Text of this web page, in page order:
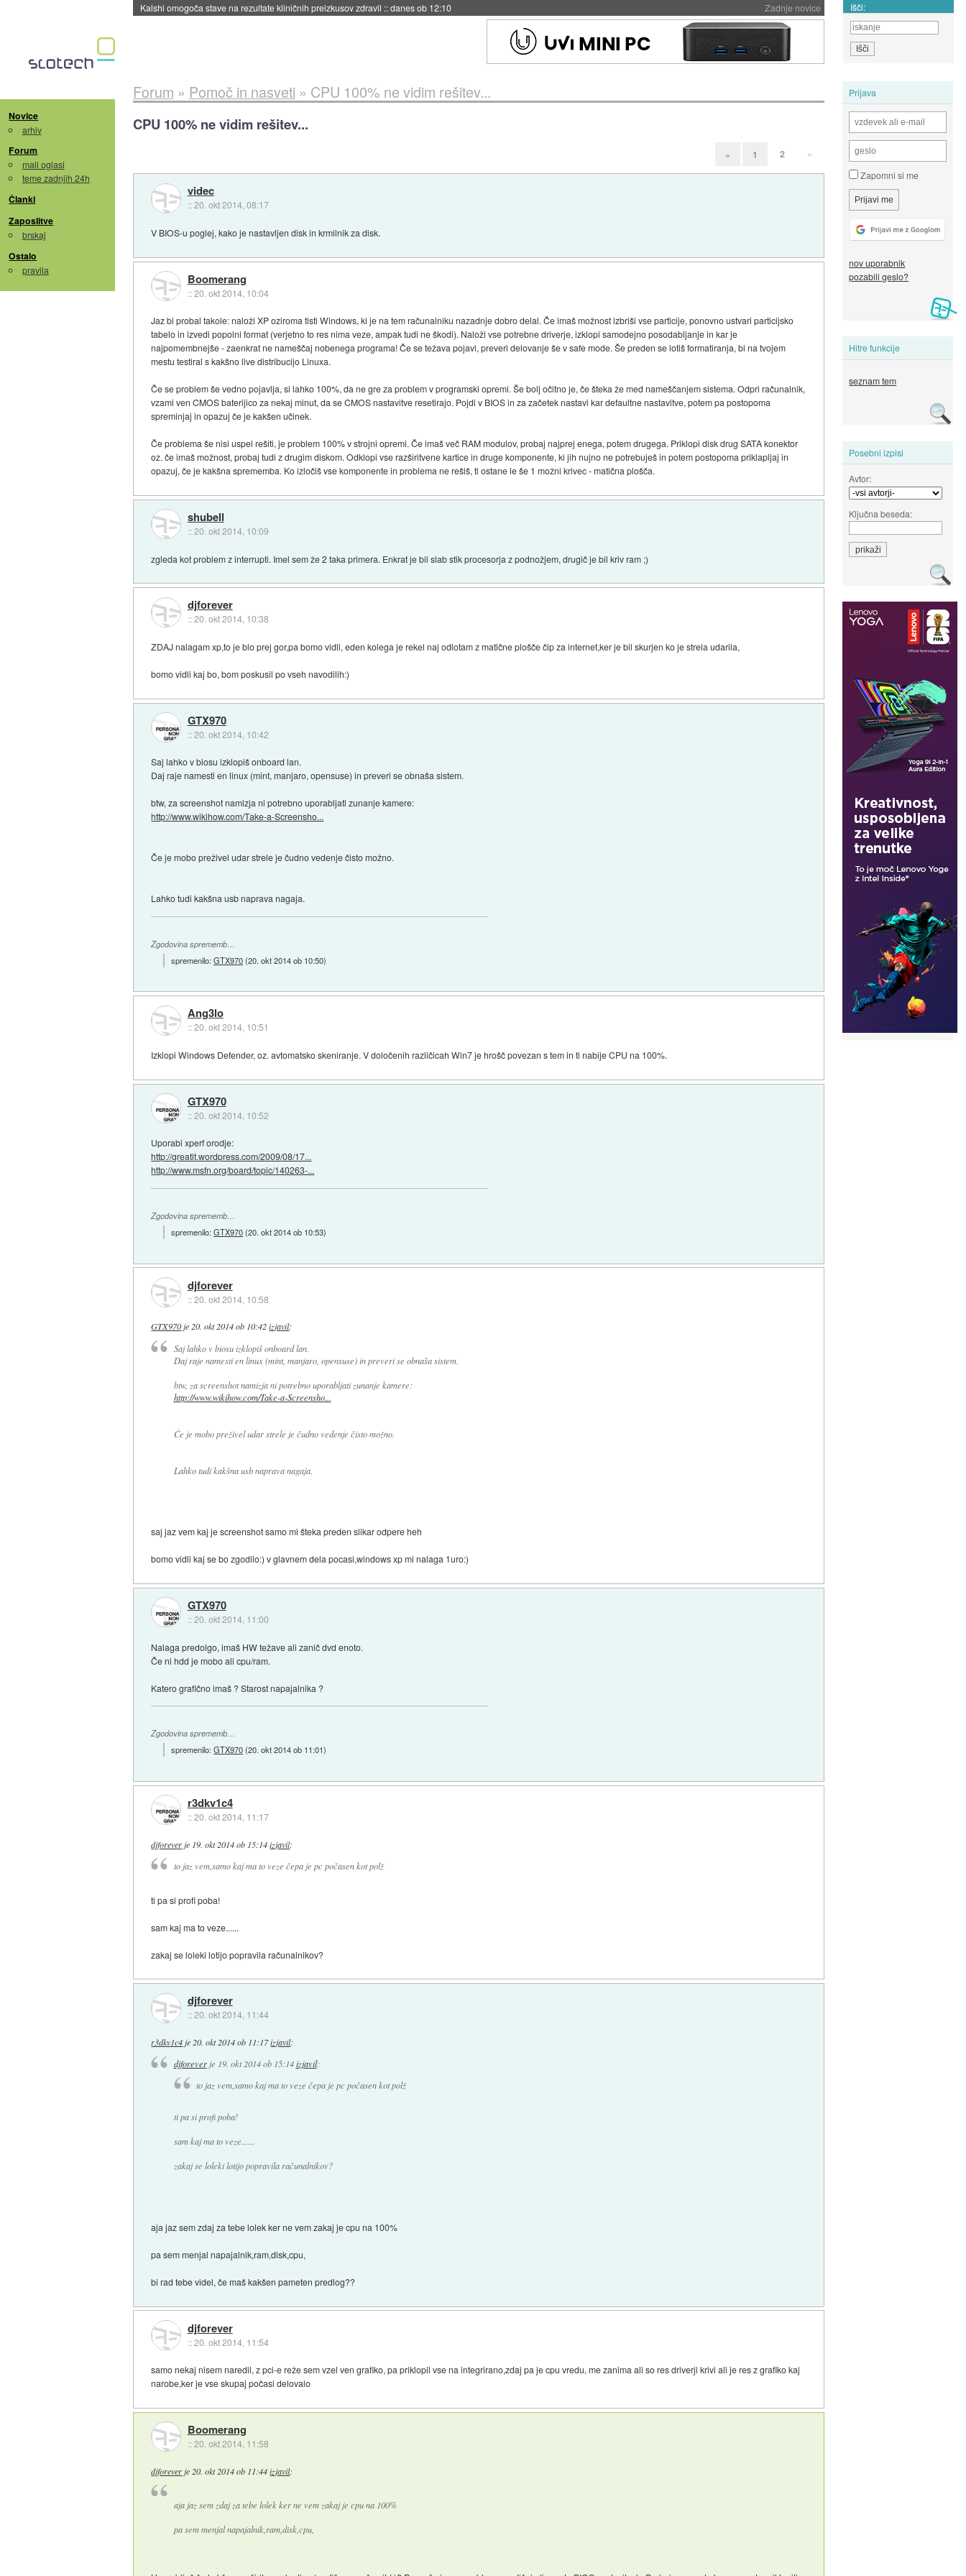
Zadnje novice
Sandisk že prodal več kot polovico SSD-jev za naslednji dve leti::danes ob 11:37 Išči:
Novice
arhiv
Forum
mali oglasi
teme zadnjih 24h
Članki
Zaposlitve
brskaj
Ostalo
pravila
Prijava
Zapomni si me
nov uporabnik
pozabili geslo?
Hitre funkcije
seznam tem
Posebni izpisi
Avtor:
Ključna beseda:
Forum » Pomoč in nasveti » CPU 100% ne vidim rešitev...
CPU 100% ne vidim rešitev...
« 1 2 »
videc
::20. okt 2014, 08:17
V BIOS-u poglej, kako je nastavljen disk in krmilnik za disk.
Boomerang
::20. okt 2014, 10:04
Jaz bi probal takole: naloži XP oziroma tisti Windows, ki je na tem računalniku nazadnje dobro delal. Če imaš možnost izbriši vse particije, ponovno ustvari particijsko
tabelo in izvedi popolni format (verjetno to res nima veze, ampak tudi ne škodi). Naloži vse potrebne driverje, izklopi samodejno posodabljanje in kar je
najpomembnejše - zaenkrat ne nameščaj nobenega programa! Če se težava pojavi, preveri delovanje še v safe mode. Še preden se lotiš formatiranja, bi na tvojem
mestu testiral s kakšno live distribucijo Linuxa.
Če se problem še vedno pojavlja, si lahko 100%, da ne gre za problem v programski opremi. Še bolj očitno je, če šteka že med nameščanjem sistema. Odpri računalnik,
vzami ven CMOS baterijico za nekaj minut, da se CMOS nastavitve resetirajo. Pojdi v BIOS in za začetek nastavi kar defaultne nastavitve, potem pa postopoma
spreminjaj in opazuj če je kakšen učinek.
Če problema še nisi uspel rešiti, je problem 100% v strojni opremi. Če imaš več RAM modulov, probaj najprej enega, potem drugega. Priklopi disk drug SATA konektor
oz. če imaš možnost, probaj tudi z drugim diskom. Odklopi vse razširitvene kartice in druge komponente, ki jih nujno ne potrebuješ in potem postopoma priklapljaj in
opazuj, če je kakšna sprememba. Ko izločiš vse komponente in problema ne rešiš, ti ostane le še 1 možni krivec - matična plošča.
shubell
::20. okt 2014, 10:09
zgleda kot problem z interrupti. Imel sem že 2 taka primera. Enkrat je bil slab stik procesorja z podnožjem, drugič je bil kriv ram ;)
djforever
::20. okt 2014, 10:38
ZDAJ nalagam xp,to je blo prej gor,pa bomo vidli, eden kolega je rekel naj odlotam z matične plošče čip za internet,ker je bil skurjen ko je strela udarila,
bomo vidli kaj bo, bom poskusil po vseh navodilih:)
GTX970
::20. okt 2014, 10:42
Saj lahko v biosu izklopiš onboard lan.
Daj raje namesti en linux (mint, manjaro, opensuse) in preveri se obnaša sistem.
btw, za screenshot namizja ni potrebno uporabljati zunanje kamere:
http://www.wikihow.com/Take-a-Screensho...
Če je mobo preživel udar strele je čudno vedenje čisto možno.
Lahko tudi kakšna usb naprava nagaja.
Zgodovina sprememb…
spremenilo:GTX970(20. okt 2014 ob 10:50)
Ang3lo
::20. okt 2014, 10:51
Izklopi Windows Defender, oz. avtomatsko skeniranje. V določenih različicah Win7 je hrošč povezan s tem in ti nabije CPU na 100%.
GTX970
::20. okt 2014, 10:52
Uporabi xperf orodje:
http://greatit.wordpress.com/2009/08/17...
http://www.msfn.org/board/topic/140263-...
Zgodovina sprememb…
spremenilo:GTX970(20. okt 2014 ob 10:53)
djforever
::20. okt 2014, 10:58
GTX970je20. okt 2014 ob 10:42 izjavil:
Saj lahko v biosu izklopiš onboard lan.
Daj raje namesti en linux (mint, manjaro, opensuse) in preveri se obnaša sistem.
btw, za screenshot namizja ni potrebno uporabljati zunanje kamere:
http://www.wikihow.com/Take-a-Screensho...
Če je mobo preživel udar strele je čudno vedenje čisto možno.
Lahko tudi kakšna usb naprava nagaja.
saj jaz vem kaj je screenshot samo mi šteka preden slikar odpere heh
bomo vidli kaj se bo zgodilo:) v glavnem dela pocasi,windows xp mi nalaga 1uro:)
GTX970
::20. okt 2014, 11:00
Nalaga predolgo, imaš HW težave ali zanič dvd enoto.
Če ni hdd je mobo ali cpu/ram.
Katero grafično imaš ? Starost napajalnika ?
Zgodovina sprememb…
spremenilo:GTX970(20. okt 2014 ob 11:01)
r3dkv1c4
::20. okt 2014, 11:17
djforever je 19. okt 2014 ob 15:14 izjavil:
to jaz vem,samo kaj ma to veze čepa je pc počasen kot polž
ti pa si profi poba!
sam kaj ma to veze......
zakaj se loleki lotijo popravila računalnikov?
djforever
::20. okt 2014, 11:44
r3dkv1c4 je 20. okt 2014 ob 11:17izjavil:
djforeverje 19. okt 2014 ob 15:14 izjavil:
to jaz vem,samo kaj ma to veze čepa je pc počasen kot polž
ti pa si profi poba!
sam kaj ma to veze......
zakaj se loleki lotijo popravila računalnikov?
aja jaz sem zdaj za tebe lolek ker ne vem zakaj je cpu na 100%
pa sem menjal napajalnik,ram,disk,cpu,
bi rad tebe videl, če maš kakšen pameten predlog??
djforever
::20. okt 2014, 11:54
samo nekaj nisem naredil, z pci-e reže sem vzel ven grafiko, pa priklopil vse na integrirano,zdaj pa je cpu vredu, me zanima ali so res driverji krivi ali je res z grafiko kaj
narobe,ker je vse skupaj počasi delovalo
Boomerang
::20. okt 2014, 11:58
djforever je 20. okt 2014 ob 11:44 izjavil:
aja jaz sem zdaj za tebe lolek ker ne vem zakaj je cpu na 100%
pa sem menjal napajalnik,ram,disk,cpu,